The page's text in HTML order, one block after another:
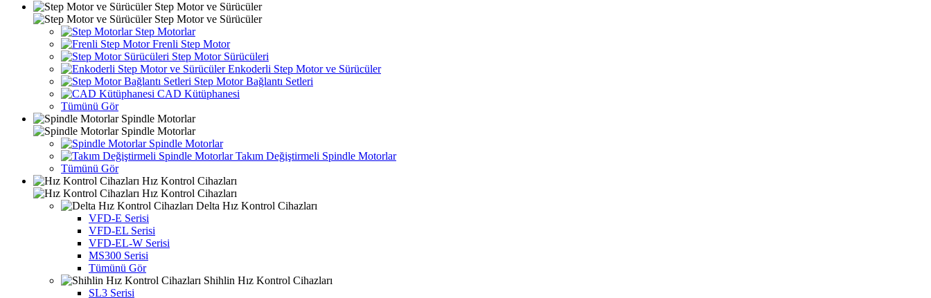
Step Motor ve Sürücüler
Step Motor ve Sürücüler
Step Motorlar
Frenli Step Motor
Step Motor Sürücüleri
Enkoderli Step Motor ve Sürücüler
Step Motor Bağlantı Setleri
CAD Kütüphanesi
Tümünü Gör
Spindle Motorlar
Spindle Motorlar
Spindle Motorlar
Takım Değiştirmeli Spindle Motorlar
Tümünü Gör
Hız Kontrol Cihazları
Hız Kontrol Cihazları
Delta Hız Kontrol Cihazları
VFD-E Serisi
VFD-EL Serisi
VFD-EL-W Serisi
MS300 Serisi
Tümünü Gör
Shihlin Hız Kontrol Cihazları
SL3 Serisi